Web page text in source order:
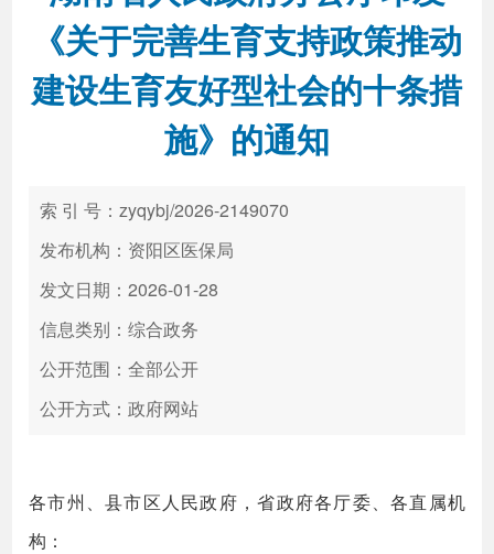
新闻中心 解读回应
政务服务 互动交流
《关于完善生育支持政策推动
建设生育友好型社会的十条措
施》的通知
索 引 号：zyqybj/2026-2149070
发布机构：资阳区医保局
发文日期：2026-01-28
信息类别：综合政务
公开范围：全部公开
公开方式：政府网站
各市州、县市区人民政府，省政府各厅委、各直属机
构：